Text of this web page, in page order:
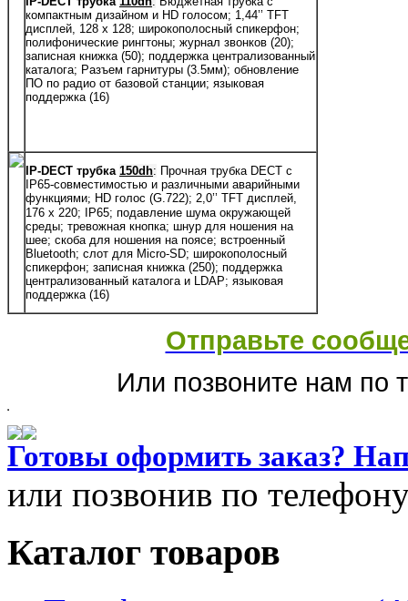
компактным дизайном и HD голосом; 1,44’’ TFT
дисплей, 128 x 128; широкополосный спикерфон;
полифонические рингтоны; журнал звонков (20);
записная книжка (50); поддержка централизованный
каталога; Разъем гарнитуры (3.5мм); обновление
ПО по радио от базовой станции; языковая
поддержка (16)
IP-DECT трубка 150dh: Прочная трубка DECT с
IP65-совместимостью и различными аварийными
функциями; HD голос (G.722); 2,0’’ TFT дисплей,
176 x 220; IP65; подавление шума окружающей
среды; тревожная кнопка; шнур для ношения на
шее; скоба для ношения на поясе; встроенный
Bluetooth; слот для Micro-SD; широкополосный
спикерфон; записная книжка (250); поддержка
централизованный каталога и LDAP; языковая
поддержка (16)
Отправьте
Или позвоните нам по
Готовы оформить заказ?
или позвонив по
Каталог товаров